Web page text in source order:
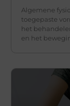
Algemene
toegepaste
het
en het